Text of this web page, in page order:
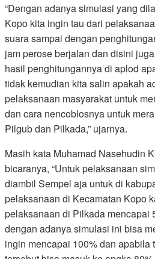
“Dengan adanya simulasi yang
Kopo kita ingin tau dari
suara sampai dengan
jam perose berjalan dan disini
hasil penghitungannya di aplod
tidak kemudian kita salin apakah
pelaksanaan masyarakat untuk
dan cara nencoblosnya untuk
Pilgub dan Pilkada,” ujarnya.
Masih kata Muhamad Nasehudin
bicaranya, “Untuk pelaksanaan
diambil Sempel aja untuk di
pelaksanaan di Kecamatan Kopo
pelaksanaan di Pilkada mencapai
dengan adanya simulasi ini bisa
ingin mencapai 100% dan apabila